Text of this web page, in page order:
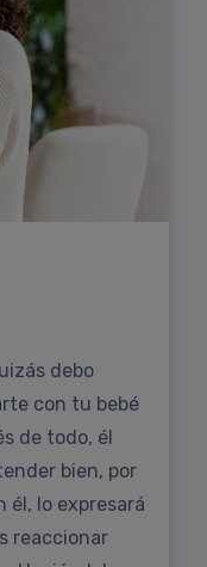
debo
con tu bebé
de todo, él
bien, por
él, lo expresará
reaccionar